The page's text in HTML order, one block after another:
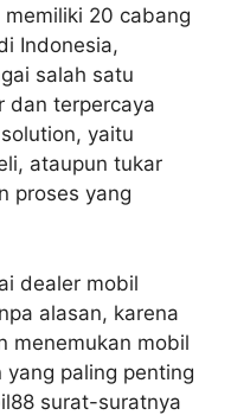
20 cabang
Indonesia,
salah satu
dan terpercaya
yaitu
ataupun tukar
proses yang
dealer mobil
alasan, karena
menemukan mobil
paling penting
surat-suratnya